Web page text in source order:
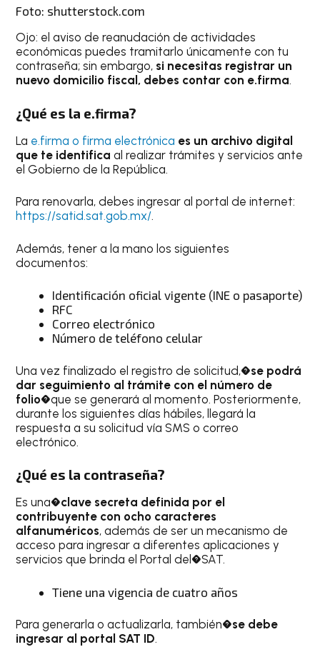
Foto: shutterstock.com
Ojo: el aviso de reanudación de actividades
económicas puedes tramitarlo únicamente con tu
contraseña; sin embargo, si necesitas registrar un
nuevo domicilio fiscal, debes contar con e.firma.
¿Qué es la e.firma?
La e.firma o firma electrónica es un archivo digital
que te identifica al realizar trámites y servicios ante
el Gobierno de la República.
Para renovarla, debes ingresar al portal de internet:
https://satid.sat.gob.mx/.
Además, tener a la mano los siguientes
documentos:
Identificación oficial vigente (INE o pasaporte)
RFC
Correo electrónico
Número de teléfono celular
Una vez finalizado el registro de solicitud,�se podrá
dar seguimiento al trámite con el número de
folio�que se generará al momento. Posteriormente,
durante los siguientes días hábiles, llegará la
respuesta a su solicitud vía SMS o correo
electrónico.
¿Qué es la contraseña?
Es una�clave secreta definida por el
contribuyente con ocho caracteres
alfanuméricos, además de ser un mecanismo de
acceso para ingresar a diferentes aplicaciones y
servicios que brinda el Portal del�SAT.
Tiene una vigencia de cuatro años
Para generarla o actualizarla, también�se debe
ingresar al portal SAT ID.